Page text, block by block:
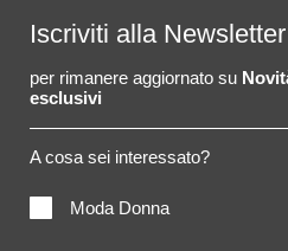
Iscriviti alla
per rimanere aggiornato su
esclusivi
A cosa sei interessato?
Moda Donna